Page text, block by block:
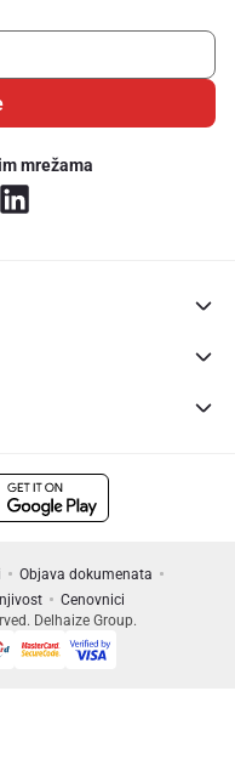
mrežama
Objava dokumenata
Cenovnici
Delhaize Group.